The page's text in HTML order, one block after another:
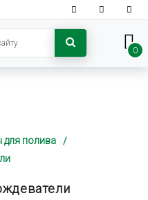
0
для полива